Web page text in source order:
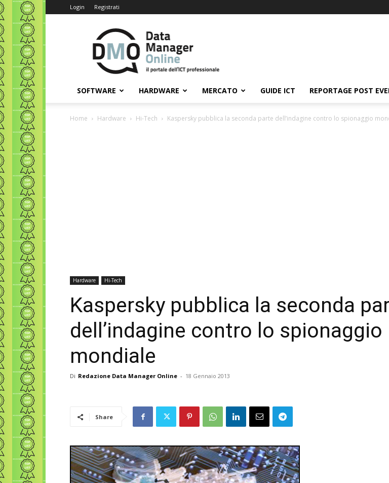
Login Registrati
Data
Manager
Online
SOFTWARE HARDWARE MERCATO GUIDE ICT REPORTAGE POST
Home Hardware Hi-Tech Kaspersky pubblica la seconda parte dell’indagine contro lo spionaggio
Hardware Hi-Tech
Kaspersky pubblica la seconda
dell’indagine contro lo spionaggio
mondiale
Di Redazione Data Manager Online - 18 Gennaio 2013
Share